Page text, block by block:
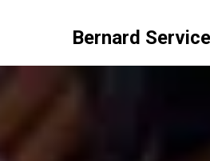
Bernard